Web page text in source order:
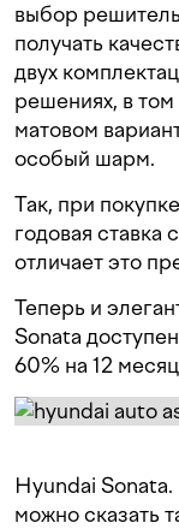
выбор
получать
двух
решениях, в том
матовом
особый шарм.
Так, при
годовая ставка
отличает это
Теперь и
Sonata
60% на 12
Hyundai Sonata.
можно сказать